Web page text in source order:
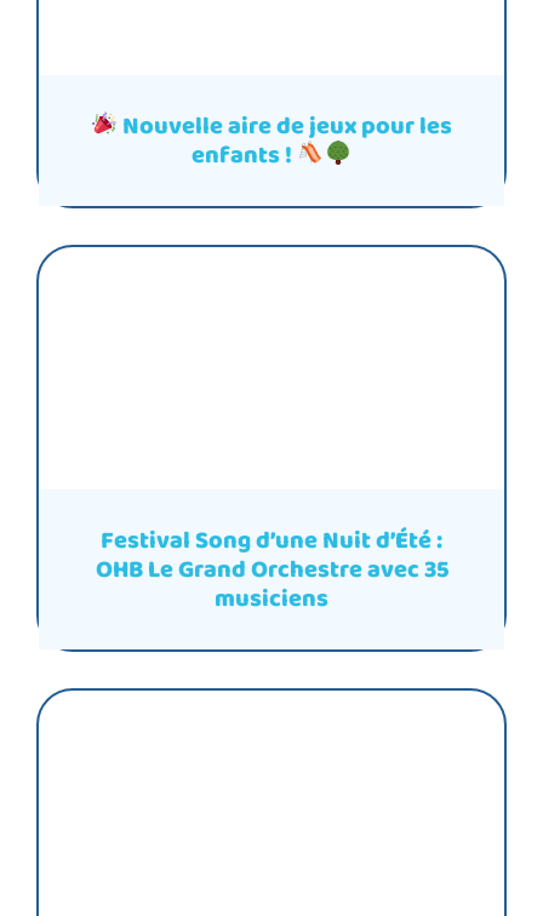
Nouvelle aire de jeux pour les
enfants !
Festival Song d’une Nuit d’Été :
OHB Le Grand Orchestre avec 35
musiciens